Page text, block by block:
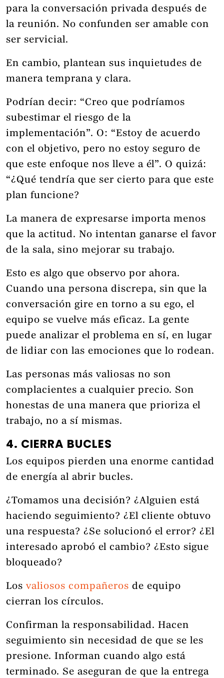
para la conversación privada después de
la reunión. No confunden ser amable con
ser servicial.
En cambio, plantean sus inquietudes de
manera temprana y clara.
Podrían decir: “Creo que podríamos
subestimar el riesgo de la
implementación”. O: “Estoy de acuerdo
con el objetivo, pero no estoy seguro de
que este enfoque nos lleve a él”. O quizá:
“¿Qué tendría que ser cierto para que este
plan funcione?
La manera de expresarse importa menos
que la actitud. No intentan ganarse el favor
de la sala, sino mejorar su trabajo.
Esto es algo que observo por ahora.
Cuando una persona discrepa, sin que la
conversación gire en torno a su ego, el
equipo se vuelve más eficaz. La gente
puede analizar el problema en sí, en lugar
de lidiar con las emociones que lo rodean.
Las personas más valiosas no son
complacientes a cualquier precio. Son
honestas de una manera que prioriza el
trabajo, no a sí mismas.
4. CIERRA BUCLES
Los equipos pierden una enorme cantidad
de energía al abrir bucles.
¿Tomamos una decisión? ¿Alguien está
haciendo seguimiento? ¿El cliente obtuvo
una respuesta? ¿Se solucionó el error? ¿El
interesado aprobó el cambio? ¿Esto sigue
bloqueado?
Los valiosos compañeros de equipo
cierran los círculos.
Confirman la responsabilidad. Hacen
seguimiento sin necesidad de que se les
presione. Informan cuando algo está
terminado. Se aseguran de que la entrega